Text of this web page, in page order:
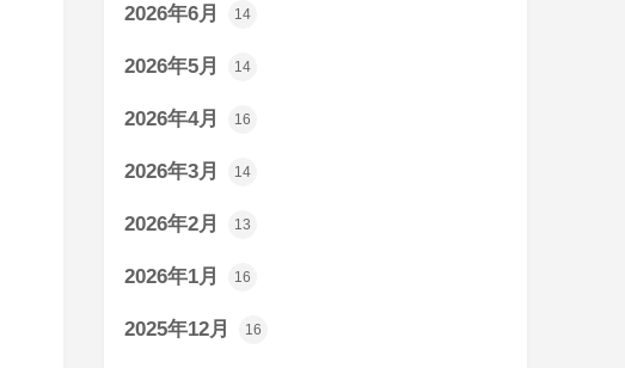
2026年6月 14
2026年5月 14
2026年4月 16
2026年3月 14
2026年2月 13
2026年1月 16
2025年12月 16